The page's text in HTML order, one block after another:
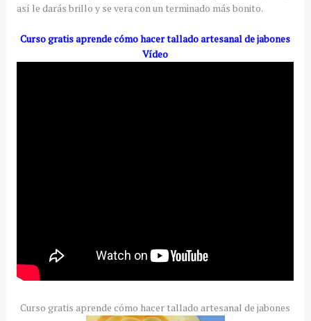
así le darás brillo y se vera con un terminado más bonito.
Curso gratis aprende cómo hacer tallado artesanal de jabones
Vídeo
Curso gratis aprende cómo hacer tallado artesanal de jabones